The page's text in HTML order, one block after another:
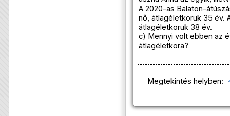
A 2020-as Balaton-
nő, átlagéletkoruk 35 év.
átlagéletkoruk 38 év.
c) Mennyi volt ebben az
átlagéletkora?
Megtekintés helyben: